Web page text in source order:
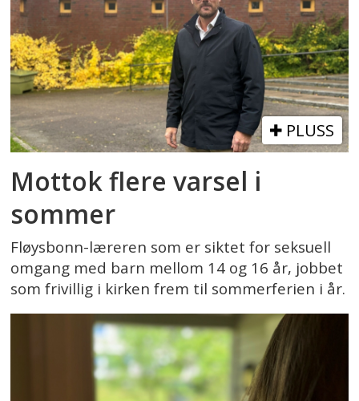
PLUSS
Mottok flere varsel i
sommer
Fløysbonn-læreren som er siktet for seksuell
omgang med barn mellom 14 og 16 år, jobbet
som frivillig i kirken frem til sommerferien i år.